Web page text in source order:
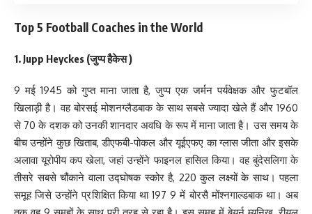
Top 5 Football Coaches in the World
1. Jupp Heyckes (जुप्प हैकेस )
9 मई 1945 को गुप्त माना जाता है, जुप्प एक जर्मन पर्यवेक्षक और फुटबॉल
खिलाड़ी है। वह बोरसई मोशनग्लैडबाक के साथ सबसे ज्यादा खेले हैं और 1960
से 70 के दशक को उनकी शानदार अवधि के रूप में माना जाता है। उस समय के
बीच उन्होंने कुछ खिताब, डीएफबी-पोकल और यूईएफए का ग्लास जीता और इसके
अलावा यूरोपीय कप खेला, जहां उन्होंने फाइनल हासिल किया। वह बुंदेसलिगा के
तीसरे सबसे चौंकाने वाला उद्घोषक स्कोर है, 220 कुल लक्ष्यों के साथ। पहला
समूह जिसे उन्होंने प्रशिक्षित किया था 197 9 में बोरसै मोंश्नगाल्डबाक था। अब